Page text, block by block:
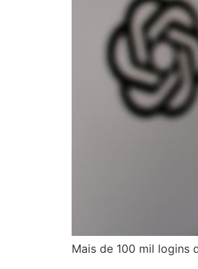
Mais de 100 mil logins